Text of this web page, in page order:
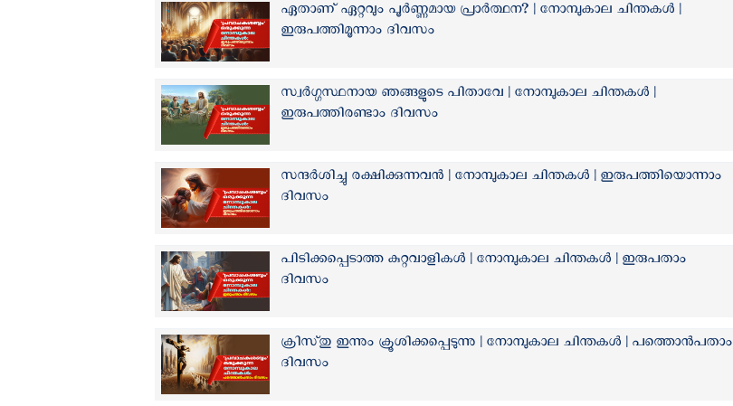
ഏതാണ് ഏറ്റവും പൂർണ്ണമായ പ്രാർത്ഥന? | നോമ്പുകാല ചിന്തകൾ |
ഇരുപത്തിമൂന്നാം ദിവസം
സ്വർഗ്ഗസ്ഥനായ ഞങ്ങളുടെ പിതാവേ | നോമ്പുകാല ചിന്തകൾ |
ഇരുപത്തിരണ്ടാം ദിവസം
സന്ദർശിച്ചു രക്ഷിക്കുന്നവൻ | നോമ്പുകാല ചിന്തകൾ | ഇരുപത്തിയൊന്നാം
ദിവസം
പിടിക്കപ്പെടാത്ത കുറ്റവാളികൾ | നോമ്പുകാല ചിന്തകൾ | ഇരുപതാം
ദിവസം
ക്രിസ്‌തു ഇന്നും ക്രൂശിക്കപ്പെടുന്നു | നോമ്പുകാല ചിന്തകൾ | പത്തൊന്‍പതാം
ദിവസം